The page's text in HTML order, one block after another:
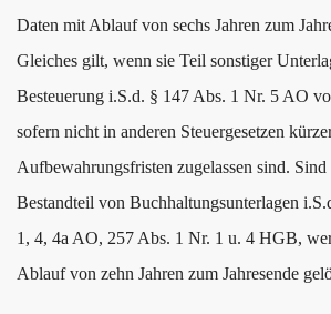
Daten mit Ablauf von sechs Jahren zum
Gleiches gilt, wenn sie Teil sonstiger
Besteuerung i.S.d. § 147 Abs. 1 Nr. 5 AO
sofern nicht in anderen Steuergesetzen
Aufbewahrungsfristen zugelassen sind. Sind
Bestandteil von Buchhaltungsunterlagen
1, 4, 4a AO, 257 Abs. 1 Nr. 1 u. 4 HGB,
Ablauf von zehn Jahren zum Jahresende